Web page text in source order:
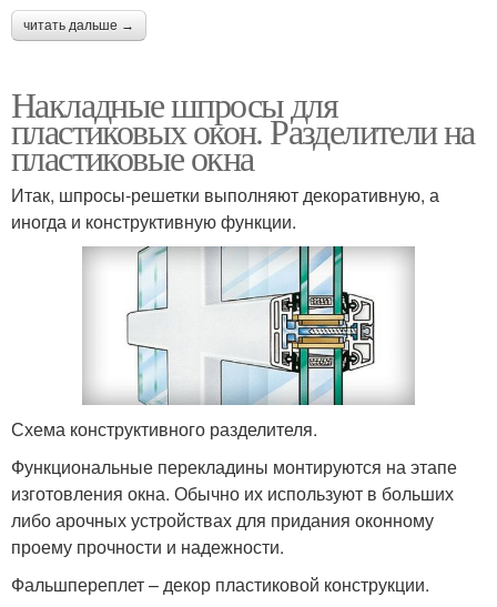
читать дальше →
Накладные шпросы для
пластиковых окон. Разделители на
пластиковые окна
Итак, шпросы-решетки выполняют декоративную, а
иногда и конструктивную функции.
Схема конструктивного разделителя.
Функциональные перекладины монтируются на этапе
изготовления окна. Обычно их используют в больших
либо арочных устройствах для придания оконному
проему прочности и надежности.
Фальшпереплет – декор пластиковой конструкции.